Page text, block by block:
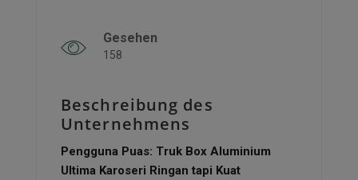
Gesehen
158
Beschreibung des
Unternehmens
Pengguna Puas: Truk Box Aluminium
Ultima Karoseri Ringan tapi Kuat